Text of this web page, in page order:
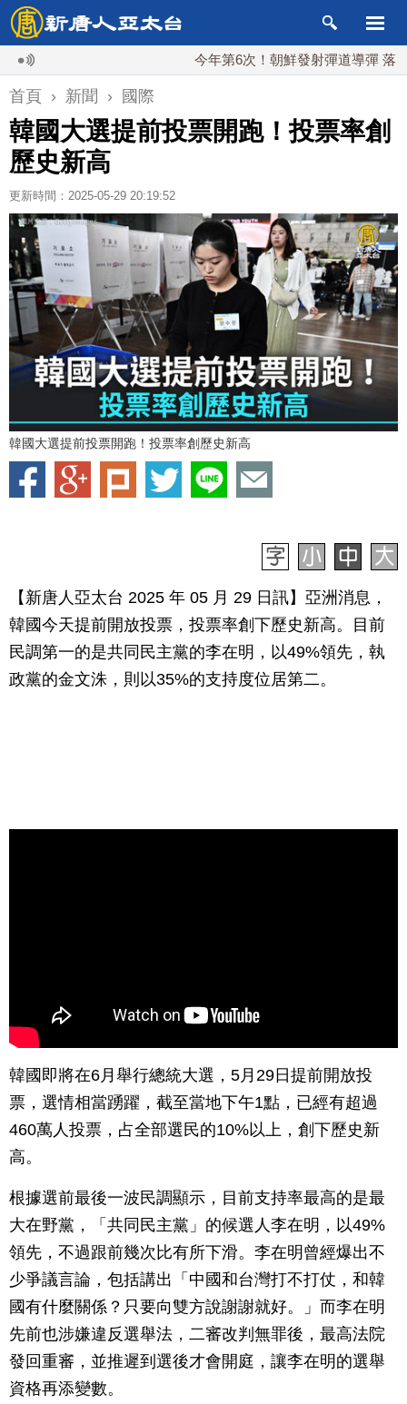
今年第6次！朝鮮發射彈道導彈 落日本
首頁 › 新聞 › 國際
韓國大選提前投票開跑！投票率創
歷史新高
更新時間：2025-05-29 20:19:52
韓國大選提前投票開跑！投票率創歷史新高
【新唐人亞太台 2025 年 05 月 29 日訊】亞洲消息，
韓國今天提前開放投票，投票率創下歷史新高。目前
民調第一的是共同民主黨的李在明，以49%領先，執
政黨的金文洙，則以35%的支持度位居第二。
韓國即將在6月舉行總統大選，5月29日提前開放投
票，選情相當踴躍，截至當地下午1點，已經有超過
460萬人投票，占全部選民的10%以上，創下歷史新
高。
根據選前最後一波民調顯示，目前支持率最高的是最
大在野黨，「共同民主黨」的候選人李在明，以49%
領先，不過跟前幾次比有所下滑。李在明曾經爆出不
少爭議言論，包括講出「中國和台灣打不打仗，和韓
國有什麼關係？只要向雙方說謝謝就好。」而李在明
先前也涉嫌違反選舉法，二審改判無罪後，最高法院
發回重審，並推遲到選後才會開庭，讓李在明的選舉
資格再添變數。